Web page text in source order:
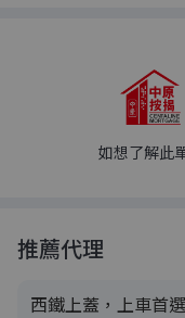
如想了解此
推薦代理
西鐵上蓋，上車首選